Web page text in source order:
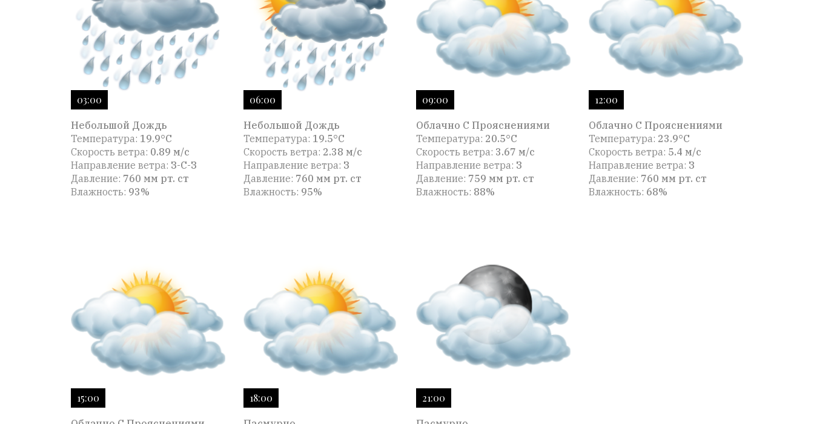
03:00
Небольшой Дождь
Температура: 19.9°C
Скорость ветра: 0.89 м/с
Направление ветра: З-С-З
Давление: 760 мм рт. ст
Влажность: 93%
06:00
Небольшой Дождь
Температура: 19.5°C
Скорость ветра: 2.38 м/с
Направление ветра: З
Давление: 760 мм рт. ст
Влажность: 95%
09:00
Облачно С Прояснениями
Температура: 20.5°C
Скорость ветра: 3.67 м/с
Направление ветра: З
Давление: 759 мм рт. ст
Влажность: 88%
12:00
Облачно С Прояснениями
Температура: 23.9°C
Скорость ветра: 5.4 м/с
Направление ветра: З
Давление: 760 мм рт. ст
Влажность: 68%
15:00 18:00 21:00